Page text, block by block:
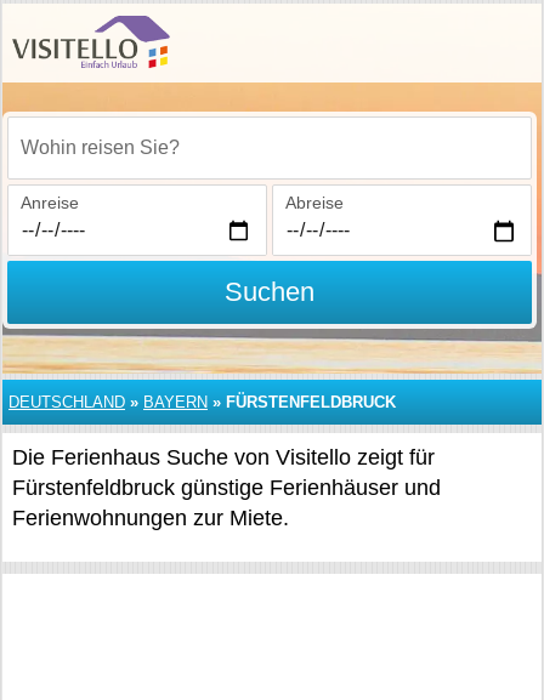
Wohin reisen Sie?
Anreise Abreise
Suchen
DEUTSCHLAND » BAYERN » FÜRSTENFELDBRUCK
Die Ferienhaus Suche von Visitello zeigt für
Fürstenfeldbruck günstige Ferienhäuser und
Ferienwohnungen zur Miete.